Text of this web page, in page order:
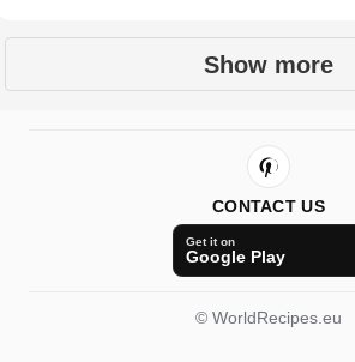
Show more
CONTACT US
Get it on
Google Play
© WorldRecipes.eu